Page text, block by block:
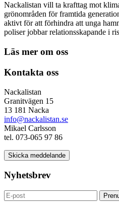
Nackalistan vill ta krafttag mot
grönområden för framtida
aktivt för att förhindra att unga
poliser jobbar relationsskapande i
Läs mer om oss
Kontakta oss
Nackalistan
Granitvägen 15
13 181 Nacka
info@nackalistan.se
Mikael Carlsson
tel. 073-065 97 86
Skicka meddelande
Nyhetsbrev